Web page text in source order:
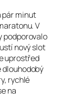
pár minut
V
podporovalo
nový slot
uprostřed
dlouhodobý
rychlé
na